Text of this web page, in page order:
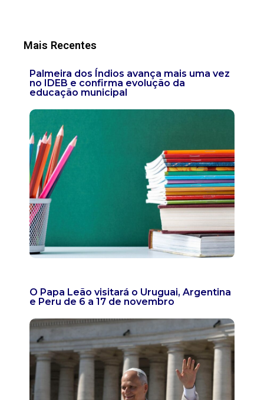
Mais Recentes
Palmeira dos Índios avança mais uma vez
no IDEB e confirma evolução da
educação municipal
O Papa Leão visitará o Uruguai, Argentina
e Peru de 6 a 17 de novembro